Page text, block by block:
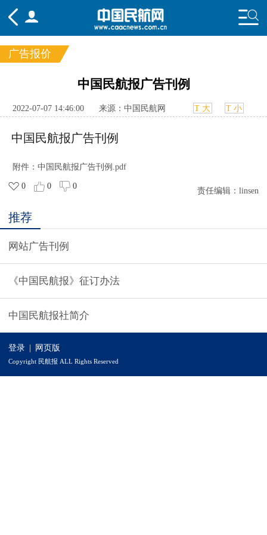
国内 国际
行业
广告报价
中国民航报广告刊例
2022-07-07 14:46:00 来源：中国民航网 T 大 T 小
中国民航报广告刊例
附件： 中国民航报广告刊例.pdf
0 0 0
责任编辑： linsen
推荐
网站广告刊例
《中国民航报》征订办法
中国民航报社简介
登录 网页版
Copyright 民航报 ALL Rights Reserved